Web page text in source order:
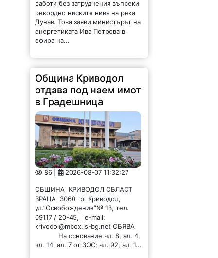
работи без затруднения въпреки
рекордно ниските нива на река
Дунав. Това заяви министърът на
енергетиката Ива Петрова в
ефира на...
Община Криводол
отдава под наем имот
в Градешница
86 | 2026-08-07 11:32:27
ОБЩИНА КРИВОДОЛ ОБЛАСТ
ВРАЦА 3060 гр. Криводол,
ул.”Освобождение”№ 13, тел.
09117 / 20-45, e-mail:
krivodol@mbox.is-bg.net ОБЯВА
На основание чл. 8, ал. 4,
чл. 14, ал. 7 от ЗОС; чл. 92, ал. 1...